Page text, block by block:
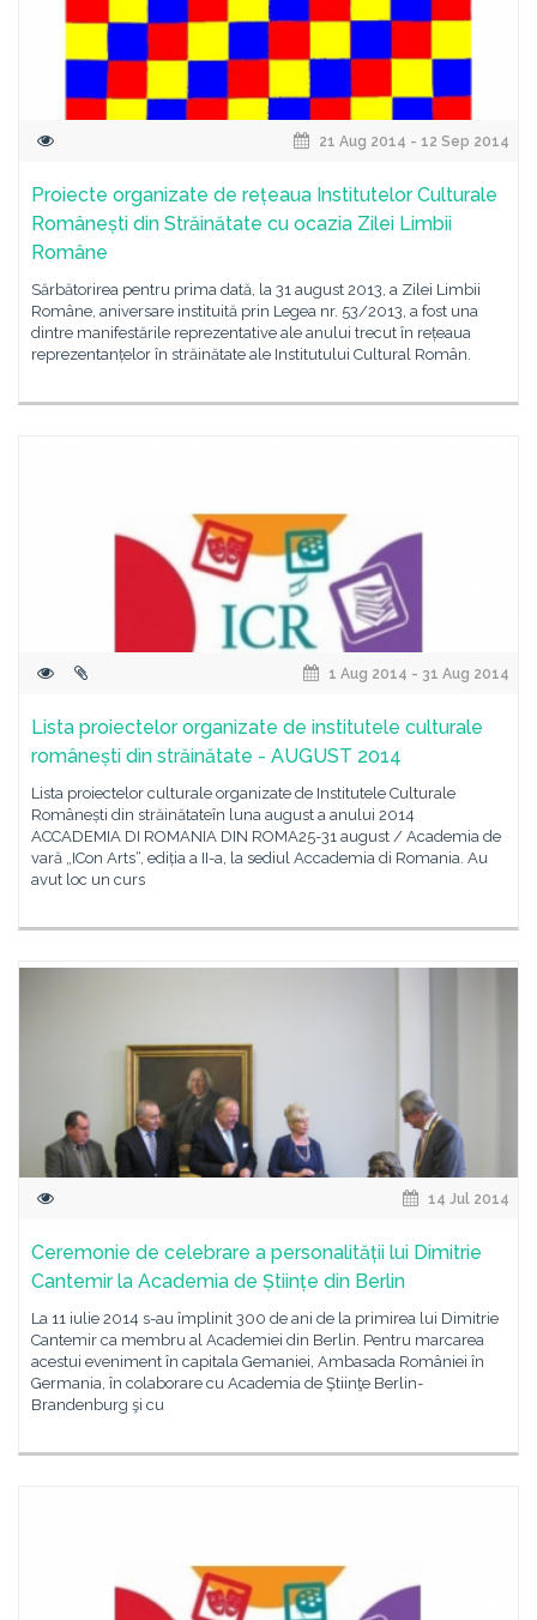
21 Aug 2014 - 12 Sep 2014
Proiecte organizate de rețeaua Institutelor Culturale
Românești din Străinătate cu ocazia Zilei Limbii
Române
Sărbătorirea pentru prima dată, la 31 august 2013, a Zilei Limbii
Române, aniversare instituită prin Legea nr. 53/2013, a fost una
dintre manifestările reprezentative ale anului trecut în rețeaua
reprezentanțelor în străinătate ale Institutului Cultural Român.
1 Aug 2014 - 31 Aug 2014
Lista proiectelor organizate de institutele culturale
românești din străinătate - AUGUST 2014
Lista proiectelor culturale organizate de Institutele Culturale
Românești din străinătateîn luna august a anului 2014
ACCADEMIA DI ROMANIA DIN ROMA25-31 august / Academia de
vară „ICon Arts“, ediția a II-a, la sediul Accademia di Romania. Au
avut loc un curs
14 Jul 2014
Ceremonie de celebrare a personalității lui Dimitrie
Cantemir la Academia de Științe din Berlin
La 11 iulie 2014 s-au împlinit 300 de ani de la primirea lui Dimitrie
Cantemir ca membru al Academiei din Berlin. Pentru marcarea
acestui eveniment în capitala Gemaniei, Ambasada României în
Germania, în colaborare cu Academia de Ştiinţe Berlin-
Brandenburg şi cu